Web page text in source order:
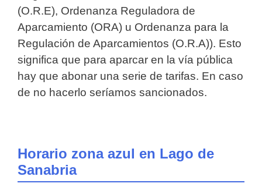
(O.R.E), Ordenanza Reguladora de
Aparcamiento (ORA) u Ordenanza para la
Regulación de Aparcamientos (O.R.A)). Esto
significa que para aparcar en la vía pública
hay que abonar una serie de tarifas. En caso
de no hacerlo seríamos sancionados.
Horario zona azul en Lago de
Sanabria